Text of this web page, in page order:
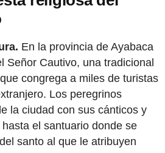
En la provincia de Ayabaca
Señor Cautivo, una tradicional
congrega a miles de turistas
Los peregrinos
la ciudad con sus cánticos y
el santuario donde se
santo al que le atribuyen